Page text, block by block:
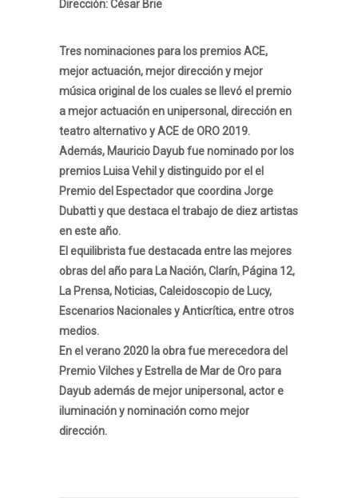
Dirección: César Brie
Tres nominaciones para los premios ACE,
mejor actuación, mejor dirección y mejor
música original de los cuales se llevó el premio
a mejor actuación en unipersonal, dirección en
teatro alternativo y ACE de ORO 2019.
Además, Mauricio Dayub fue nominado por los
premios Luisa Vehil y distinguido por el el
Premio del Espectador que coordina Jorge
Dubatti y que destaca el trabajo de diez artistas
en este año.
El equilibrista fue destacada entre las mejores
obras del año para La Nación, Clarín, Página 12,
La Prensa, Noticias, Caleidoscopio de Lucy,
Escenarios Nacionales y Anticrítica, entre otros
medios.
En el verano 2020 la obra fue merecedora del
Premio Vilches y Estrella de Mar de Oro para
Dayub además de mejor unipersonal, actor e
iluminación y nominación como mejor
dirección.